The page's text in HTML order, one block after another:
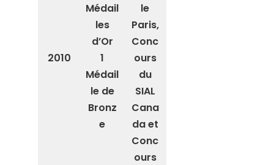
2010
Médail
les
d’Or
1
Médail
le de
Bronz
e
le
Paris,
Conc
ours
du
SIAL
Cana
da et
Conc
ours